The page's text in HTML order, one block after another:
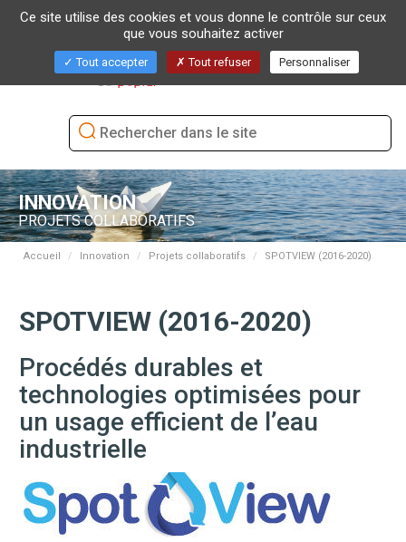
INNOVATION
PROJETS COLLABORATIFS
Accueil Innovation Projets collaboratifs SPOTVIEW (2016-2020)
SPOTVIEW (2016-2020)
Procédés durables et
technologies optimisées pour
un usage efficient de l’eau
industrielle
Ce site utilise des cookies et vous donne le contrôle sur ceux
que vous souhaitez activer
Tout accepter Tout refuser Personnaliser